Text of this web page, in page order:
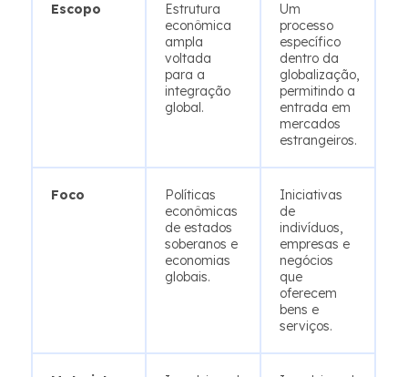
Escopo
Estrutura
econômica
ampla
voltada
para a
integração
global.
Um
processo
específico
dentro da
globalização,
permitindo a
entrada em
mercados
estrangeiros.
Foco
Políticas
econômicas
de estados
soberanos e
economias
globais.
Iniciativas
de
indivíduos,
empresas e
negócios
que
oferecem
bens e
serviços.